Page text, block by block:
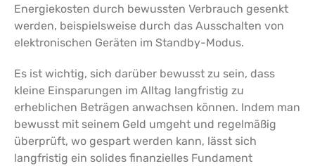
Energiekosten durch bewussten Verbrauch gesenkt
werden, beispielsweise durch das Ausschalten von
elektronischen Geräten im Standby-Modus.
Es ist wichtig, sich darüber bewusst zu sein, dass
kleine Einsparungen im Alltag langfristig zu
erheblichen Beträgen anwachsen können. Indem man
bewusst mit seinem Geld umgeht und regelmäßig
überprüft, wo gespart werden kann, lässt sich
langfristig ein solides finanzielles Fundament